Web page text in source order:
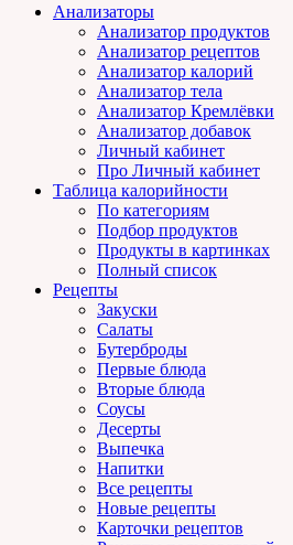
Анализаторы
Анализатор продуктов
Анализатор рецептов
Анализатор калорий
Анализатор тела
Анализатор Кремлёвки
Анализатор добавок
Личный кабинет
Про Личный кабинет
Таблица калорийности
По категориям
Подбор продуктов
Продукты в картинках
Полный список
Рецепты
Закуски
Салаты
Бутерброды
Первые блюда
Вторые блюда
Соусы
Десерты
Выпечка
Напитки
Все рецепты
Новые рецепты
Карточки рецептов